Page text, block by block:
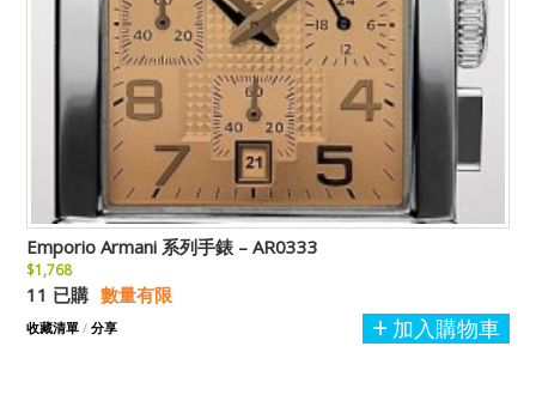
Emporio Armani 系列手錶 – AR0333
$1,768
11 已購 數量有限
加入購物車
收藏清單 / 分享